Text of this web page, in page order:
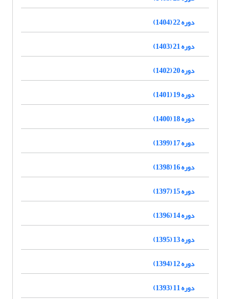
دوره 22 (1404)
دوره 21 (1403)
دوره 20 (1402)
دوره 19 (1401)
دوره 18 (1400)
دوره 17 (1399)
دوره 16 (1398)
دوره 15 (1397)
دوره 14 (1396)
دوره 13 (1395)
دوره 12 (1394)
دوره 11 (1393)